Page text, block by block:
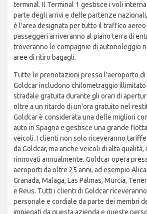
terminal. Il Terminal 1 gestisce i voli
parte degli arrivi e delle partenze
è l'area designata per tutto il traffico
passeggeri arriveranno al piano terra di
troveranno le compagnie di autonoleggio
aree di ritiro bagagli.
Tutte le prenotazioni presso l'aeroporto di
Goldcar includono chilometraggio
stradale gratuita durante gli orari di
oltre a un ritardo di un'ora gratuito nel
Goldcar è considerata una delle migliori
auto in Spagna e gestisce una grande
veicoli. I clienti non solo riceveranno
da Goldcar, ma anche veicoli di alta
rinnovati annualmente. Goldcar opera
aeroporti da oltre 25 anni, ad esempio
Granada, Malaga, Las Palmas, Murcia,
e Reus. Tutti i clienti di Goldcar
personale e cordiale da parte dei membri
impiegati da questa azienda e queste